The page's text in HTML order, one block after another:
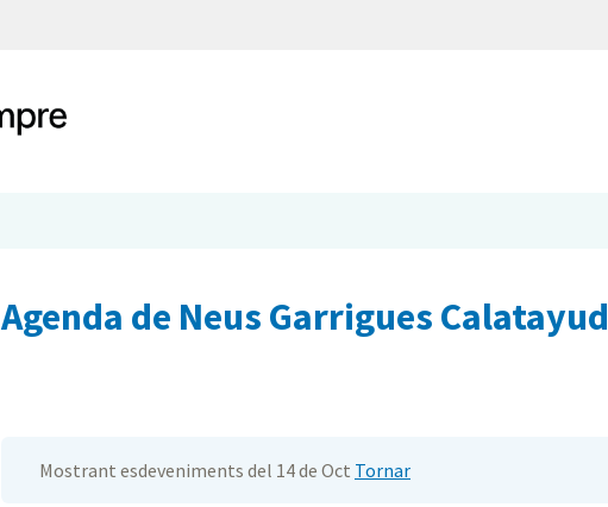
Agenda de Neus Garrigues Calatayud
Mostrant esdeveniments del 14 de Oct Tornar